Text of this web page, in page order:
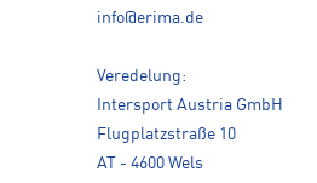
info@erima.de
Veredelung:
Intersport Austria GmbH
Flugplatzstraße 10
AT - 4600 Wels